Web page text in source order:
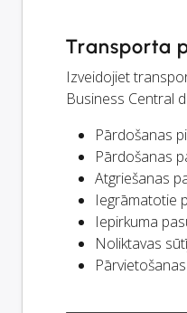
Transporta
Izveidojiet
Business Central
Pārdošanas
Pārdošanas
Atgriešanas
Iegrāmatotie
Iepirkuma
Noliktavas